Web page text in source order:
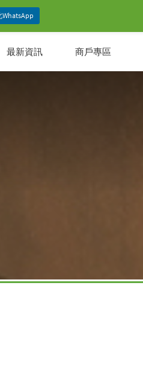
最新資訊 商戶專區
WhatsApp